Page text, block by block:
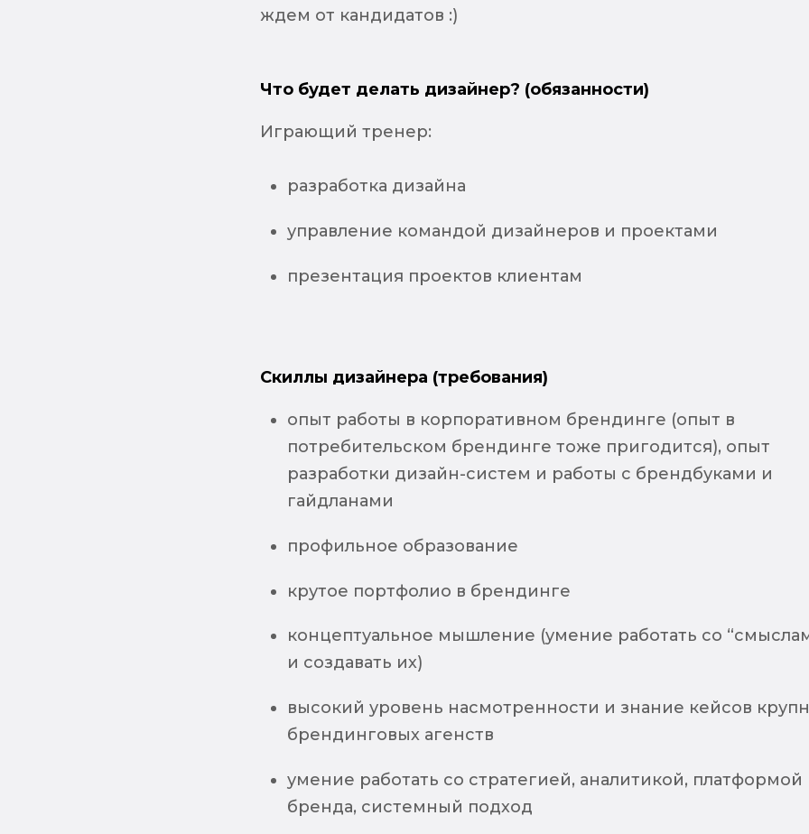
ждем от кандидатов :)
Что будет делать дизайнер? (обязанности)
Играющий тренер:
разработка дизайна
управление командой дизайнеров и проектами
презентация проектов клиентам
Скиллы дизайнера (требования)
опыт работы в корпоративном брендинге (опыт в
потребительском брендинге тоже пригодится), опыт
разработки дизайн-систем и работы с брендбуками и
гайдланами
профильное образование
крутое портфолио в брендинге
концептуальное мышление (умение работать со
и создавать их)
высокий уровень насмотренности и знание кейсов
брендинговых агенств
умение работать со стратегией, аналитикой, платформой
бренда, системный подход